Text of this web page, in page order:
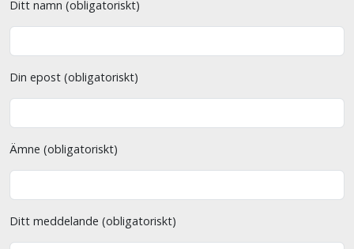
Ditt namn (obligatoriskt)
Din epost (obligatoriskt)
Ämne (obligatoriskt)
Ditt meddelande (obligatoriskt)